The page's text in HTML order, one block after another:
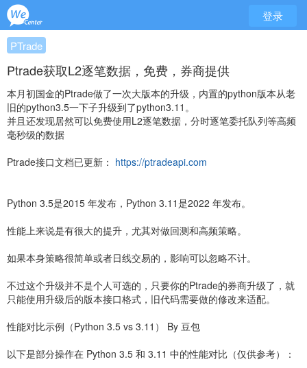
登录
PTrade
Ptrade获取L2逐笔数据，免费，券商提供
本月初国金的Ptrade做了一次大版本的升级，内置的python版本从老
旧的python3.5一下子升级到了python3.11。
并且还发现居然可以免费使用L2逐笔数据，分时逐笔委托队列等高频
毫秒级的数据
Ptrade接口文档已更新： https://ptradeapi.com
Python 3.5是2015 年发布，Python 3.11是2022 年发布。
性能上来说是有很大的提升，尤其对做回测和高频策略。
如果本身策略很简单或者日线交易的，影响可以忽略不计。
不过这个升级并不是个人可选的，只要你的Ptrade的券商升级了，就
只能使用升级后的版本接口格式，旧代码需要做的修改来适配。
性能对比示例（Python 3.5 vs 3.11） By 豆包
以下是部分操作在 Python 3.5 和 3.11 中的性能对比（仅供参考）：